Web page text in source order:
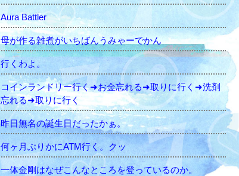
Aura Battler
母が作る雑煮がいちばんうみゃーでかん
行くわよ。
コインランドリー行く➜お金忘れる➜取りに行く➜洗剤
忘れる➜取りに行く
昨日無名の誕生日だったかぁ。
何ヶ月ぶりかにATM行く。クッ
一体金剛はなぜこんなところを登っているのか。